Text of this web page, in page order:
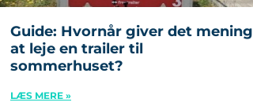
Guide: Hvornår giver det mening
at leje en trailer til
sommerhuset?
LÆS MERE »